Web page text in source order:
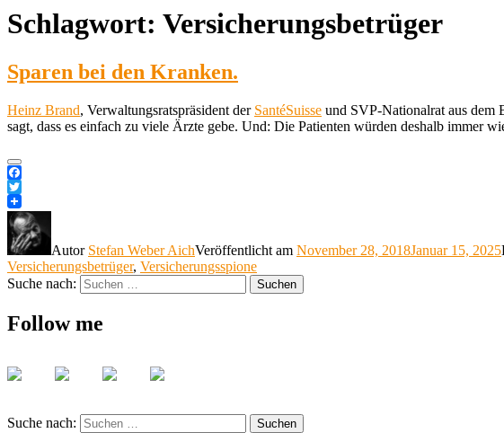
Schlagwort: Versicherungsbetrüger
Sparen bei den Kranken.
Heinz Brand, Verwaltungsratspräsident der SantéSuisse und SVP-Nationalrat aus dem
sagt, dass es einfach zu viele Ärzte gebe. Und: Die Patienten würden deshalb immer
Facebook
Twitter
Autor Stefan Weber AichVeröffentlicht am November 28, 2018Januar 15, 2025
Versicherungsbetrüger, Versicherungsspione
Suche nach:
Suchen
Follow me
Suche nach: Suchen